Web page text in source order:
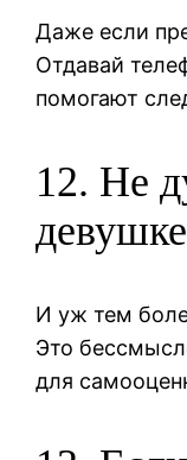
Даже если
Отдавай
помогают
12. Не
девушке
И уж тем
Это
для